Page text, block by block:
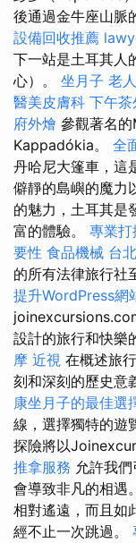
後通過金牛座山脈
設備回收推薦
下一站是土耳其人
心）。 坐月子 老
醫美皮膚科 下午茶
府外燴 參觀著名
Kappadókia。 全
丹哈尼大篷車，這
僻靜的島嶼的魔力
的魅力，土耳其是
富的體驗。 專業打
要性 食品機械 台
的所有法律旅行社
提升WordPress網
設計的旅行和快樂
摩 近視 在概述旅
刻和深刻的歷史意
康坐月子的最佳選
線，選擇獨特的遊
探險將以
推拿服務 允許我
會導致非凡的相遇
相對遙遠，而且如
經不止一次跳過。